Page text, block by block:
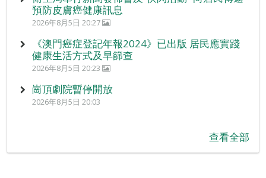
預防皮膚癌健康訊息
2026年8月5日 20:27
《澳門癌症登記年報2024》已出版 居民應實踐
健康生活方式及早篩查
2026年8月5日 20:23
崗頂劇院暫停開放
2026年8月5日 20:03
查看全部